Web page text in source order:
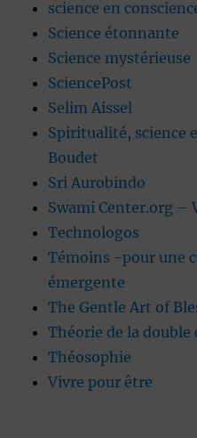
science en
Science étonnante
Science mystérieuse
SciencePost
Selim Aissel
Spiritualité, science
Boudet
Sri Aurobindo
Swami Center.org –
Technologos
Témoins -pour une
émergente
The Gentle Art of
Théorie de la double
Théosophie
Vivre pour être